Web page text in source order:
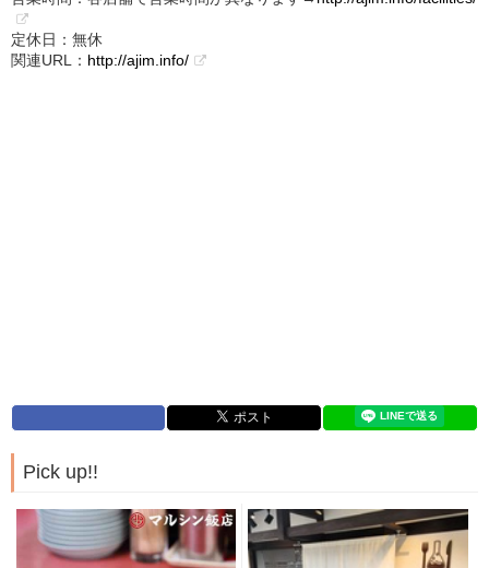
定休日：無休
関連URL： http://ajim.info/
Pick up!!